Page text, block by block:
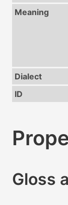
Meaning
Dialect
ID
Gloss